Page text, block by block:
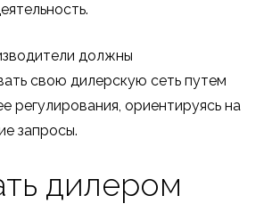
должны
свою дилерскую сеть путем
регулирования, ориентируясь на
запросы.
дилером